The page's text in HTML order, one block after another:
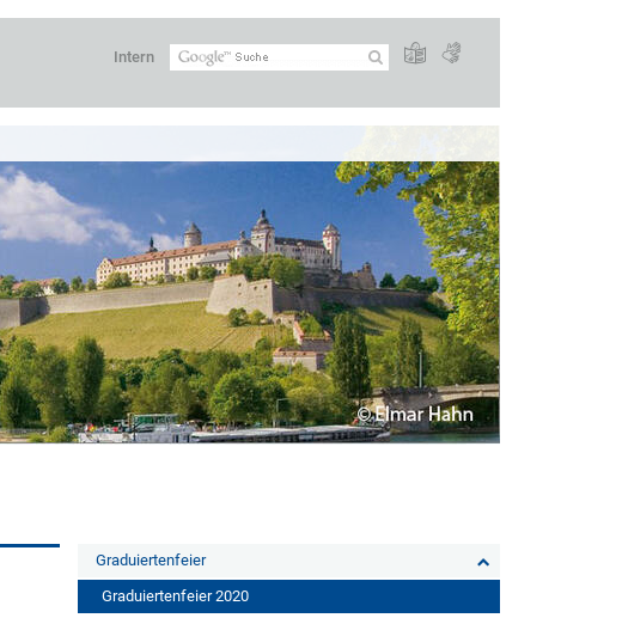
Intern
Graduiertenfeier
Graduiertenfeier 2020